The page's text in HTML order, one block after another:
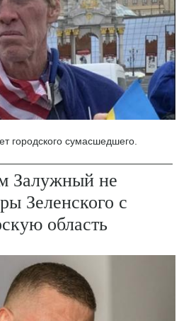
городского сумасшедшего.
Залужный не
Зеленского с
область